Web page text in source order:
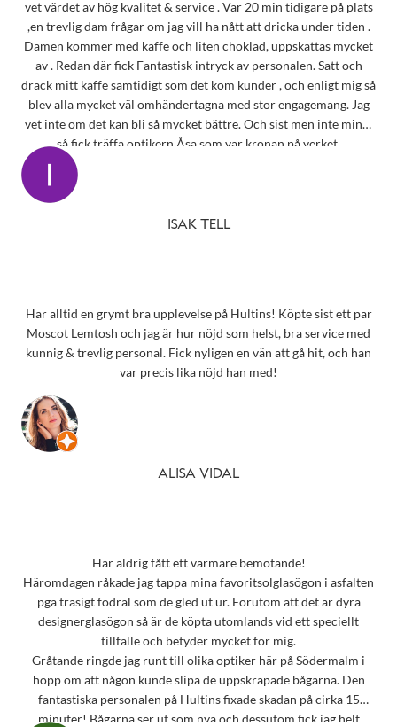
vet värdet av hög kvalitet & service . Var 20 min tidigare på plats
,en trevlig dam frågar om jag vill ha nått att dricka under tiden .
Damen kommer med kaffe och liten choklad, uppskattas mycket
av . Redan där fick Fantastisk intryck av personalen. Satt och
drack mitt kaffe samtidigt som det kom kunder , och enligt mig så
blev alla mycket väl omhändertagna med stor engagemang. Jag
vet inte om det kan bli så mycket bättre. Och sist men inte minst
så fick träffa optikern Åsa som var kronan på verket.
ISAK TELL
Har alltid en grymt bra upplevelse på Hultins! Köpte sist ett par
Moscot Lemtosh och jag är hur nöjd som helst, bra service med
kunnig & trevlig personal. Fick nyligen en vän att gå hit, och han
var precis lika nöjd han med!
ALISA VIDAL
Har aldrig fått ett varmare bemötande!
Häromdagen råkade jag tappa mina favoritsolglasögon i asfalten
pga trasigt fodral som de gled ut ur. Förutom att det är dyra
designerglasögon så är de köpta utomlands vid ett speciellt
tillfälle och betyder mycket för mig.
Gråtande ringde jag runt till olika optiker här på Södermalm i
hopp om att någon kunde slipa de uppskrapade bågarna. Den
fantastiska personalen på Hultins fixade skadan på cirka 15
minuter! Bågarna ser ut som nya och dessutom fick jag helt